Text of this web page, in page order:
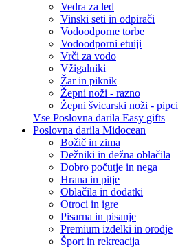
Vedra za led
Vinski seti in odpirači
Vodoodporne torbe
Vodoodporni etuiji
Vrči za vodo
Vžigalniki
Žar in piknik
Žepni noži - razno
Žepni švicarski noži - pipci
Vse Poslovna darila Easy gifts
Poslovna darila Midocean
Božič in zima
Dežniki in dežna oblačila
Dobro počutje in nega
Hrana in pitje
Oblačila in dodatki
Otroci in igre
Pisarna in pisanje
Premium izdelki in orodje
Šport in rekreacija